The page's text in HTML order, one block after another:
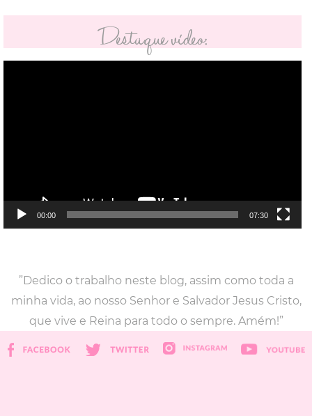
Destaque vídeo:
00:00 07:30
”Dedico o trabalho neste blog, assim como toda a
minha vida, ao nosso Senhor e Salvador Jesus Cristo,
que vive e Reina para todo o sempre. Amém!”